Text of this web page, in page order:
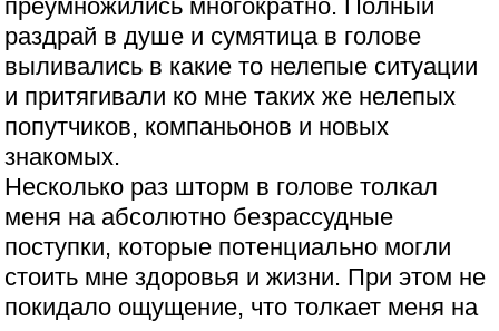
преумножились многократно. Полный
раздрай в душе и сумятица в голове
выливались в какие то нелепые ситуации
и притягивали ко мне таких же нелепых
попутчиков, компаньонов и новых
знакомых.
Несколько раз шторм в голове толкал
меня на абсолютно безрассудные
поступки, которые потенциально могли
стоить мне здоровья и жизни. При этом не
покидало ощущение, что толкает меня на